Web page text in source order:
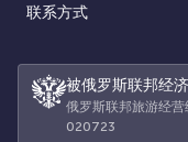
联系方式
被俄罗斯联邦经
俄罗斯联邦旅游经
020723